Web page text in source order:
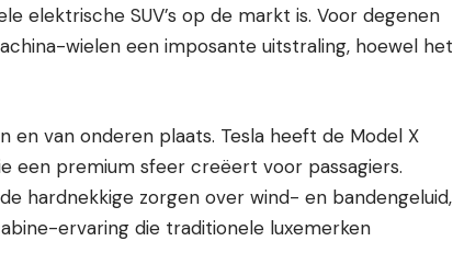
elektrische SUV’s op de markt is. Voor degenen
wielen een imposante uitstraling, hoewel het
van onderen plaats. Tesla heeft de Model X
een premium sfeer creëert voor passagiers.
hardnekkige zorgen over wind- en bandengeluid,
ervaring die traditionele luxemerken